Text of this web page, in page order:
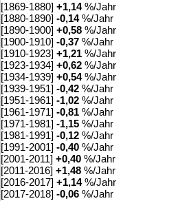
[1869-1880] +1,14%/Jahr
[1880-1890] -0,14%/Jahr
[1890-1900] +0,58 %/Jahr
[1900-1910] -0,37 %/Jahr
[1910-1923] +1,21 %/Jahr
[1923-1934] +0,62 %/Jahr
[1934-1939] +0,54%/Jahr
[1939-1951] -0,42 %/Jahr
[1951-1961] -1,02 %/Jahr
[1961-1971] -0,81 %/Jahr
[1971-1981] -1,15 %/Jahr
[1981-1991] -0,12 %/Jahr
[1991-2001] -0,40 %/Jahr
[2001-2011] +0,40 %/Jahr
[2011-2016] +1,48 %/Jahr
[2016-2017] +1,14%/Jahr
[2017-2018] -0,06 %/Jahr